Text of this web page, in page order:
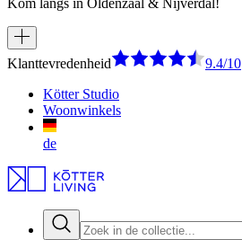
Kom langs in Oldenzaal & Nijverdal!
Klanttevredenheid
9.4/10
Kötter Studio
Woonwinkels
de